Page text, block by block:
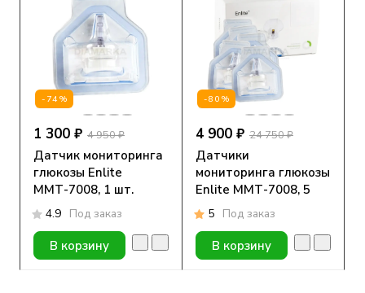
-74%
1 300 ₽ 4 950 ₽
Датчик мониторинга
глюкозы Enlite
ММТ-7008, 1 шт.
4.9 Под заказ
В корзину
-80%
4 900 ₽ 24 750 ₽
Датчики
мониторинга глюкозы
Enlite ММТ-7008, 5
шт.
5 Под заказ
В корзину